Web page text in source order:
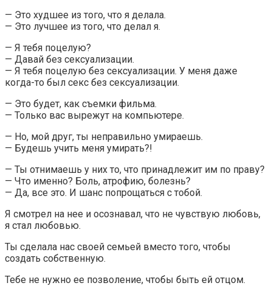
— Это худшее из того, что я делала.
— Это лучшее из того, что делал я.
— Я тебя поцелую?
— Давай без сексуализации.
— Я тебя поцелую без сексуализации. У меня даже
когда-то был секс без сексуализации.
— Это будет, как съемки фильма.
— Только вас вырежут на компьютере.
— Но, мой друг, ты неправильно умираешь.
— Будешь учить меня умирать?!
— Ты отнимаешь у них то, что принадлежит им по праву?
— Что именно? Боль, атрофию, болезнь?
— Да, все это. И шанс попрощаться с тобой.
Я смотрел на нее и осознавал, что не чувствую любовь,
я стал любовью.
Ты сделала нас своей семьей вместо того, чтобы
создать собственную.
Тебе не нужно ее позволение, чтобы быть ей отцом.